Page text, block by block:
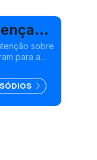
sobre
para a